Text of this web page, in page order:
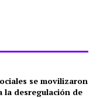
se movilizaron
la desregulación de